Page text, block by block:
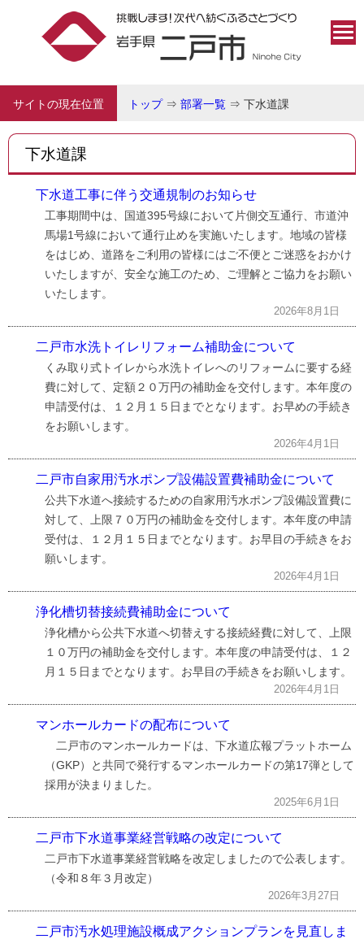
サイトの現在位置 トップ⇒ 部署一覧 ⇒ 下水道課
下水道課
下水道工事に伴う交通規制のお知らせ
工事期間中は、国道395号線において片側交互通行、市道沖
馬場1号線において通行止めを実施いたします。地域の皆様
をはじめ、道路をご利用の皆様にはご不便とご迷惑をおかけ
いたしますが、安全な施工のため、ご理解とご協力をお願い
いたします。
2026年8月1日
二戸市水洗トイレリフォーム補助金について
くみ取り式トイレから水洗トイレへのリフォームに要する経
費に対して、定額２０万円の補助金を交付します。本年度の
申請受付は、１２月１５日までとなります。お早めの手続き
をお願いします。
2026年4月1日
二戸市自家用汚水ポンプ設備設置費補助金について
公共下水道へ接続するための自家用汚水ポンプ設備設置費に
対して、上限７０万円の補助金を交付します。本年度の申請
受付は、１２月１５日までとなります。お早目の手続きをお
願いします。
2026年4月1日
浄化槽切替接続費補助金について
浄化槽から公共下水道へ切替えする接続経費に対して、上限
１０万円の補助金を交付します。本年度の申請受付は、１２
月１５日までとなります。お早目の手続きをお願いします。
2026年4月1日
マンホールカードの配布について
二戸市のマンホールカードは、下水道広報プラットホーム
（GKP）と共同で発行するマンホールカードの第17弾として
採用が決まりました。
2025年6月1日
二戸市下水道事業経営戦略の改定について
二戸市下水道事業経営戦略を改定しましたので公表します。
（令和８年３月改定）
2026年3月27日
二戸市汚水処理施設概成アクションプランを見直しま